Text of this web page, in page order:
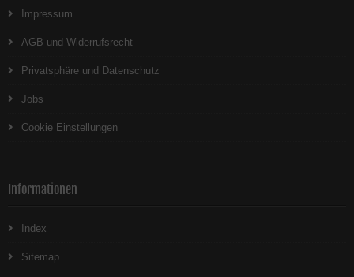
Impressum
AGB und Widerrufsrecht
Privatsphäre und Datenschutz
Jobs
Cookie Einstellungen
Informationen
Index
Sitemap